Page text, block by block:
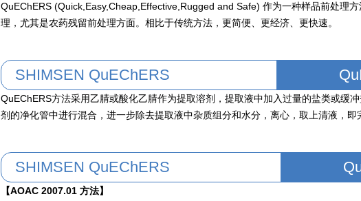
QuEChERS (Quick,Easy,Cheap,Effective,Rugged and Safe) 作为一种样品前处理
理，尤其是农药残留前处理方面。相比于传统方法，更简便、更经济、更快速。
SHIMSEN QuEChERS
QuEChERS方法采用乙腈或酸化乙腈作为提取溶剂，提取液中加入过量的盐类或缓
剂的净化管中进行混合，进一步除去提取液中杂质组分和水分，离心，取上清液，即
SHIMSEN QuEChERS
【AOAC 2007.01 方法】